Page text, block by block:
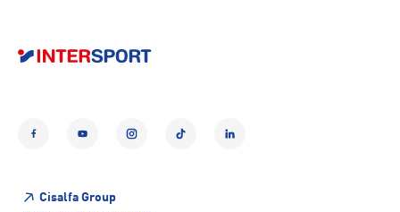
YouTubeInstagramTikTok LinkedIn
Cisalfa Group